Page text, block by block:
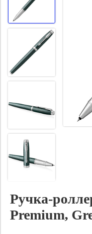
Ручка-
Premium,